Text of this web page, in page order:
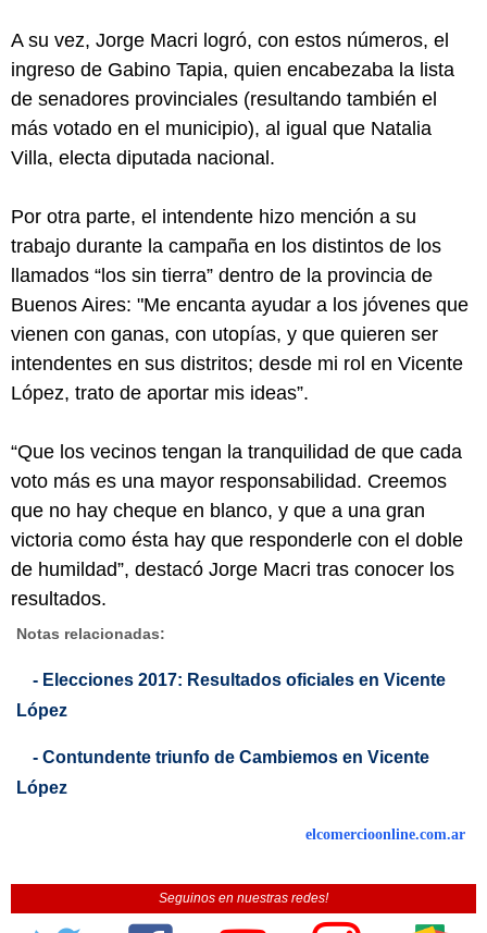
A su vez, Jorge Macri logró, con estos números, el
ingreso de Gabino Tapia, quien encabezaba la lista
de senadores provinciales (resultando también el
más votado en el municipio), al igual que Natalia
Villa, electa diputada nacional.
Por otra parte, el intendente hizo mención a su
trabajo durante la campaña en los distintos de los
llamados “los sin tierra” dentro de la provincia de
Buenos Aires: "Me encanta ayudar a los jóvenes que
vienen con ganas, con utopías, y que quieren ser
intendentes en sus distritos; desde mi rol en Vicente
López, trato de aportar mis ideas”.
“Que los vecinos tengan la tranquilidad de que cada
voto más es una mayor responsabilidad. Creemos
que no hay cheque en blanco, y que a una gran
victoria como ésta hay que responderle con el doble
de humildad”, destacó Jorge Macri tras conocer los
resultados.
Notas relacionadas:
- Elecciones 2017: Resultados oficiales en Vicente
López
- Contundente triunfo de Cambiemos en Vicente
López
elcomercioonline.com.ar
Seguinos en nuestras redes!